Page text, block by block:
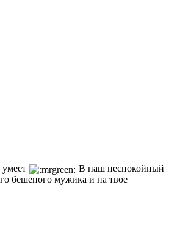
В наш неспокойный
бешеного мужика и на твое